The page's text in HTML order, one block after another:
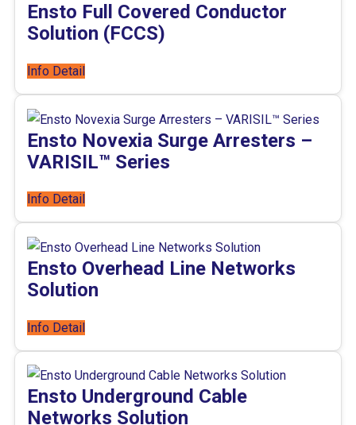
Ensto Full Covered Conductor
Solution (FCCS)
Info Detail
Ensto Novexia Surge Arresters –
VARISIL™ Series
Info Detail
Ensto Overhead Line Networks
Solution
Info Detail
Ensto Underground Cable
Networks Solution